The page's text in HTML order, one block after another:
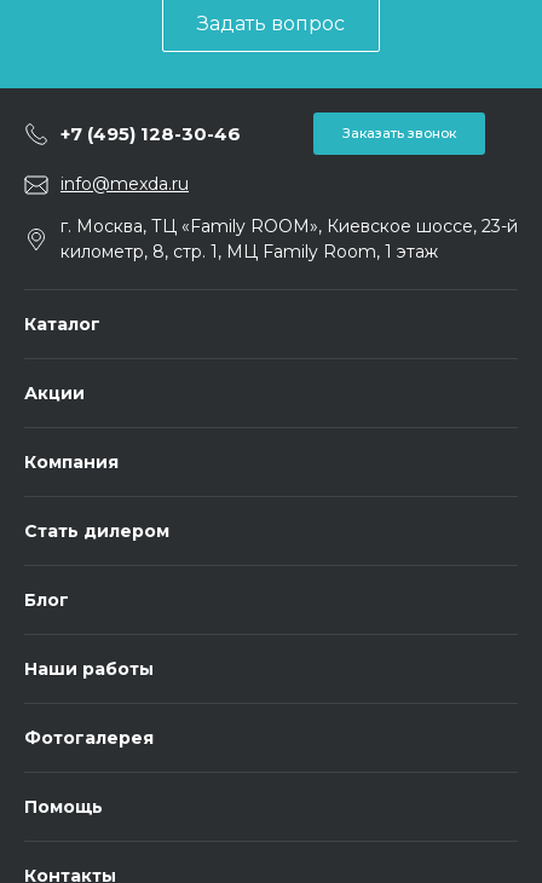
Задать вопрос
+7 (495) 128-30-46 Заказать звонок
info@mexda.ru
г. Москва, ТЦ «Family ROOM», Киевское шоссе, 23-й
километр, 8, стр. 1, МЦ Family Room, 1 этаж
Каталог
Акции
Компания
Стать дилером
Блог
Наши работы
Фотогалерея
Помощь
Контакты